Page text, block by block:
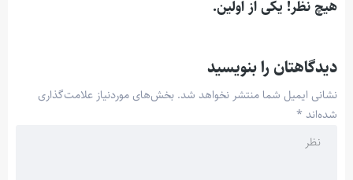
هیچ نظر! یکی از اولین.
دیدگاهتان را بنویسید
نشانی ایمیل شما منتشر نخواهد شد. بخش‌های موردنیاز علامت‌گذاری
شده‌اند *